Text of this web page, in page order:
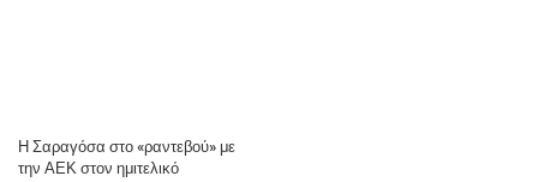
Η Σαραγόσα στο «ραντεβού» με
την ΑΕΚ στον ημιτελικό